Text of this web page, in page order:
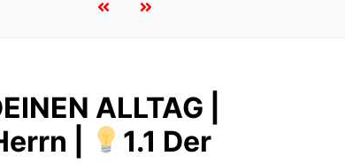
ALLTAG |
|
1.1 Der